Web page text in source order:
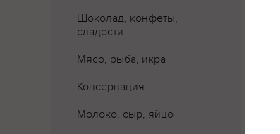
Шоколад, конфеты,
сладости
Мясо, рыба, икра
Консервация
Молоко, сыр, яйцо